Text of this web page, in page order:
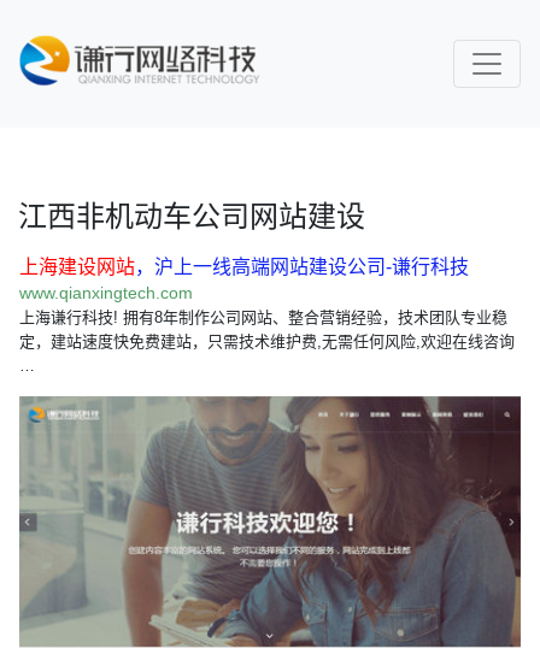
江西非机动车公司网站建设
上海建设网站，沪上一线高端网站建设公司-谦行科技
www.qianxingtech.com
上海谦行科技! 拥有8年制作公司网站、整合营销经验，技术团队专业稳
定，建站速度快免费建站，只需技术维护费,无需任何风险,欢迎在线咨询
…